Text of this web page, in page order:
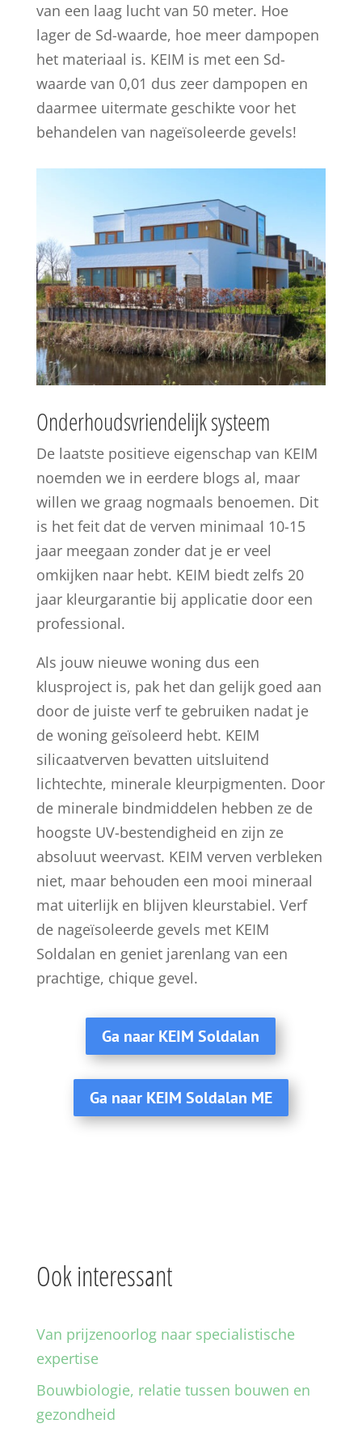
van een laag lucht van 50 meter. Hoe
lager de Sd-waarde, hoe meer dampopen
het materiaal is. KEIM is met een Sd-
waarde van 0,01 dus zeer dampopen en
daarmee uitermate geschikte voor het
behandelen van nageïsoleerde gevels!
Onderhoudsvriendelijk systeem
De laatste positieve eigenschap van KEIM
noemden we in eerdere blogs al, maar
willen we graag nogmaals benoemen. Dit
is het feit dat de verven minimaal 10-15
jaar meegaan zonder dat je er veel
omkijken naar hebt. KEIM biedt zelfs 20
jaar kleurgarantie bij applicatie door een
professional.
Als jouw nieuwe woning dus een
klusproject is, pak het dan gelijk goed aan
door de juiste verf te gebruiken nadat je
de woning geïsoleerd hebt. KEIM
silicaatverven bevatten uitsluitend
lichtechte, minerale kleurpigmenten. Door
de minerale bindmiddelen hebben ze de
hoogste UV-bestendigheid en zijn ze
absoluut weervast. KEIM verven verbleken
niet, maar behouden een mooi mineraal
mat uiterlijk en blijven kleurstabiel. Verf
de nageïsoleerde gevels met KEIM
Soldalan en geniet jarenlang van een
prachtige, chique gevel.
Ga naar KEIM Soldalan
Ga naar KEIM Soldalan ME
Ook interessant
Van prijzenoorlog naar specialistische
expertise
Bouwbiologie, relatie tussen bouwen en
gezondheid